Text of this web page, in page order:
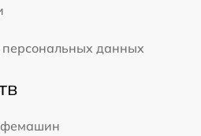
персональных данных